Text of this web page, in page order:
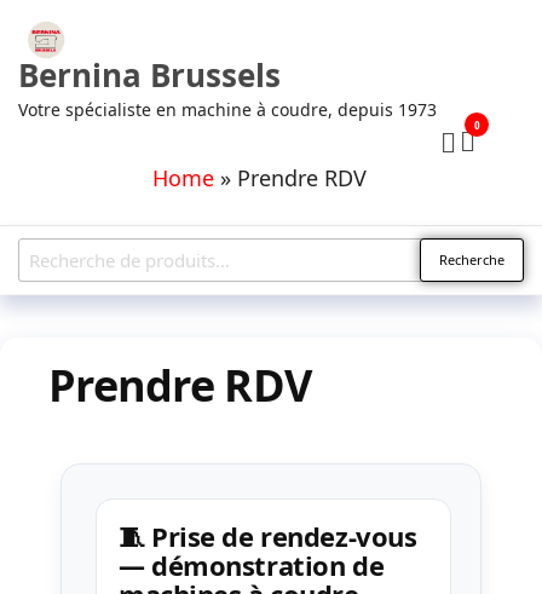
Bernina Brussels
Votre spécialiste en machine à coudre, depuis 1973
Home »Prendre RDV
0
Recherche
Prendre RDV
🧵 Prise de rendez-vous
— démonstration de